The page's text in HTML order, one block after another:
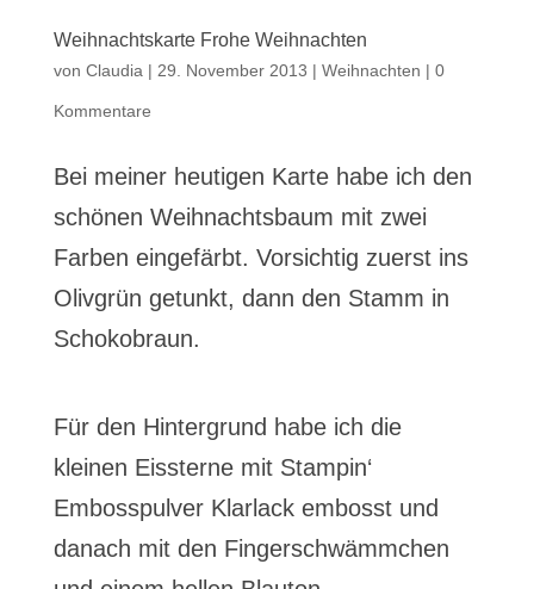
Weihnachtskarte Frohe Weihnachten
von Claudia | 29. November 2013 | Weihnachten | 0
Kommentare
Bei meiner heutigen Karte habe ich den
schönen Weihnachtsbaum mit zwei
Farben eingefärbt. Vorsichtig zuerst ins
Olivgrün getunkt, dann den Stamm in
Schokobraun.
Für den Hintergrund habe ich die
kleinen Eissterne mit Stampin‘
Embosspulver Klarlack embosst und
danach mit den Fingerschwämmchen